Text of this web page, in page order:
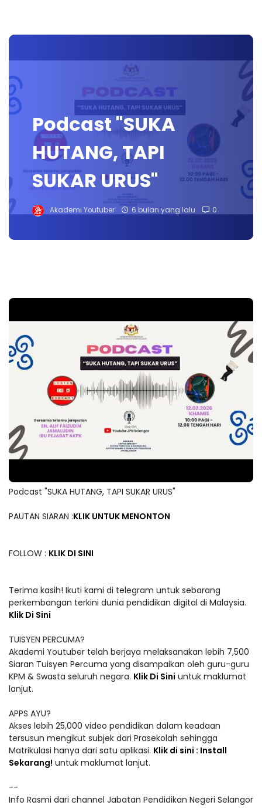
Podcast "SUKA
HUTANG, TAPI
SUKAR URUS"
Akademi Youtuber 6 bulan yang lalu 0
Podcast "SUKA HUTANG, TAPI SUKAR URUS"
PAUTAN SIARAN :KLIK UNTUK MENONTON
FOLLOW : KLIK DI SINI
Terima kasih! Ikuti kami di telegram untuk sebarang
perkembangan terkini dunia pendidikan digital di Malaysia.
Klik Di Sini
TUISYEN PERCUMA?
Akademi Youtuber telah berjaya melaksanakan lebih 7,500
Siaran Tuisyen Percuma yang disampaikan oleh guru-guru
KPM & Swasta seluruh negara. Klik Di Sini untuk maklumat
lanjut.
APPS AYU?
Akses lebih 25,000 video pendidikan dalam keadaan
tersusun mengikut subjek dari Prasekolah sehingga
Matrikulasi hanya dari satu aplikasi. Klik di sini : Install
Sekarang! untuk maklumat lanjut.
--
Info Rasmi dari channel Jabatan Pendidikan Negeri Selangor